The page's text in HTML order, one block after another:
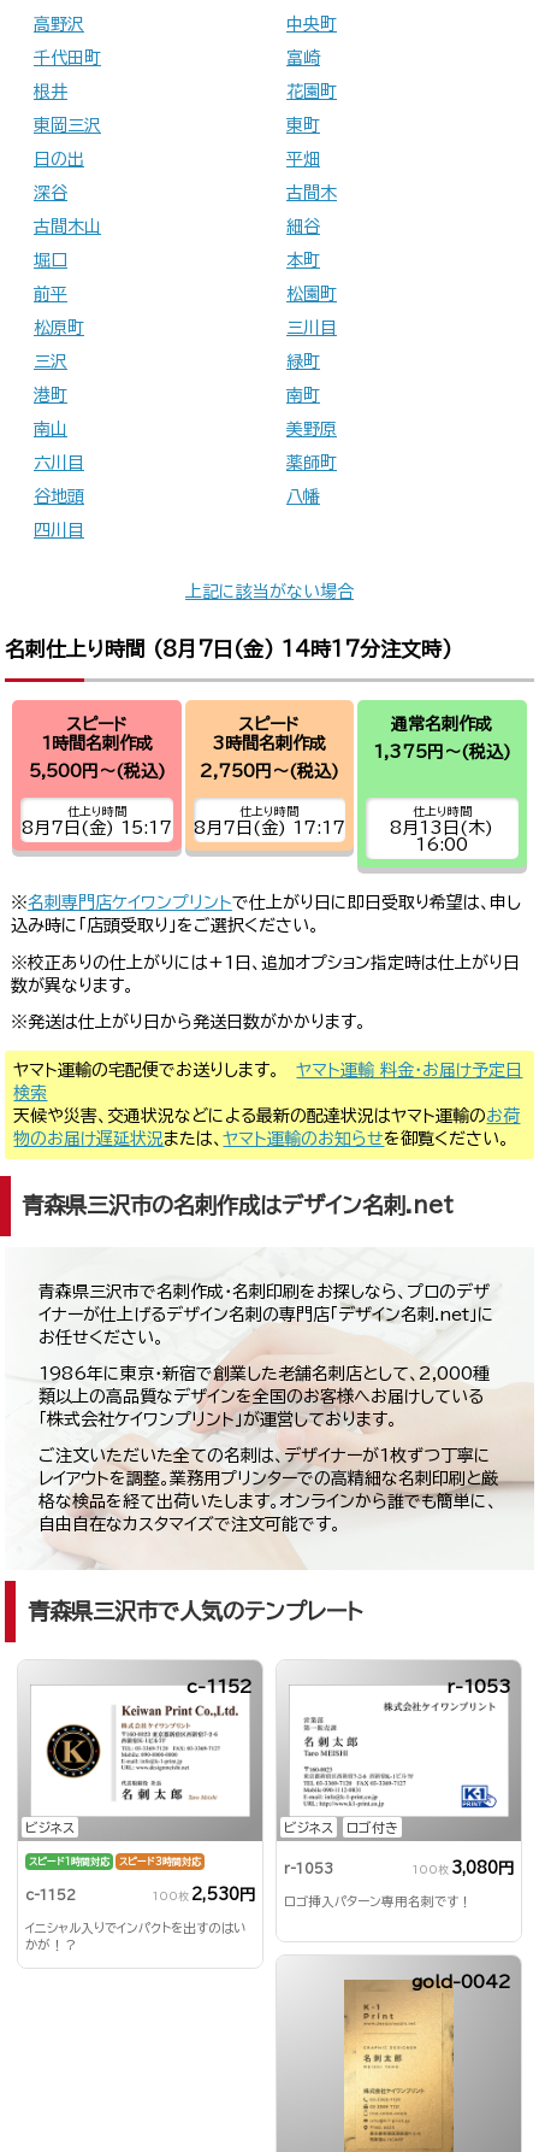
高野沢
中央町
千代田町
富崎
根井
花園町
東岡三沢
東町
日の出
平畑
深谷
古間木
古間木山
細谷
堀口
本町
前平
松園町
松原町
三川目
三沢
緑町
港町
南町
南山
美野原
六川目
薬師町
谷地頭
八幡
四川目
上記に該当がない場合
名刺仕上り時間 (8月7日(金) 14時17分注文時)
スピード
1時間名刺作成
5,500円～(税込)
仕上り時間
8月7日(金) 15:17
スピード
3時間名刺作成
2,750円～(税込)
仕上り時間
8月7日(金) 17:17
通常名刺作成
1,375円～(税込)
仕上り時間
8月13日(木)
16:00
※名刺専門店ケイワンプリントで仕上がり日に即日受取り希望は、申し
込み時に「店頭受取り」をご選択ください。
※校正ありの仕上がりには+1日、追加オプション指定時は仕上がり日
数が異なります。
※発送は仕上がり日から発送日数がかかります。
ヤマト運輸の宅配便でお送りします。ヤマト運輸 料金・お届け予定日
検索
天候や災害、交通状況などによる最新の配達状況はヤマト運輸のお荷
物のお届け遅延状況 または、ヤマト運輸のお知らせを御覧ください。
青森県三沢市の名刺作成はデザイン名刺.net
青森県三沢市で名刺作成・名刺印刷をお探しなら、プロのデザ
イナーが仕上げるデザイン名刺の専門店「デザイン名刺.net」に
お任せください。
1986年に東京・新宿で創業した老舗名刺店として、2,000種
類以上の高品質なデザインを全国のお客様へお届けしている
「株式会社ケイワンプリント」が運営しております。
ご注文いただいた全ての名刺は、デザイナーが1枚ずつ丁寧に
レイアウトを調整。業務用プリンターでの高精細な名刺印刷と厳
格な検品を経て出荷いたします。オンラインから誰でも簡単に、
自由自在なカスタマイズで注文可能です。
青森県三沢市で人気のテンプレート
ビジネス
c-1152
スピード1時間対応 スピード3時間対応
c-1152 100枚 2,530円
イニシャル入りでインパクトを出すのはい
かが！？
ビジネス ロゴ付き
r-1053
r-1053 100枚 3,080円
ロゴ挿入パターン専用名刺です！
gold-0042